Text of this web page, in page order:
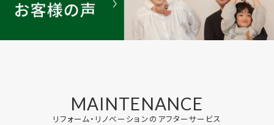
MAINTENANCE
リフォーム・リノベーションのアフターサービス